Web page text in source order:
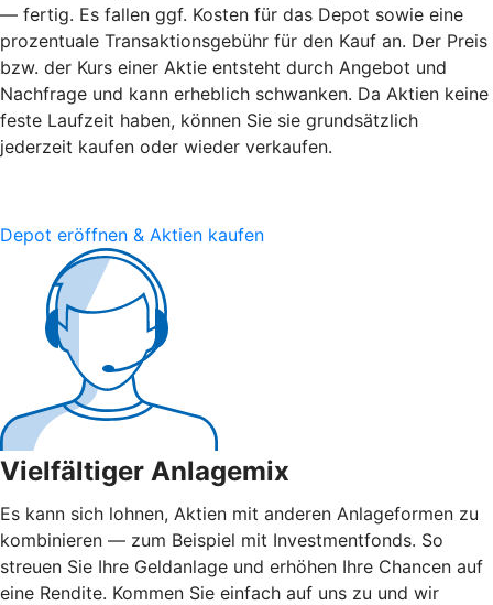
— fertig. Es fallen ggf. Kosten für das Depot sowie eine
prozentuale Transaktionsgebühr für den Kauf an. Der Preis
bzw. der Kurs einer Aktie entsteht durch Angebot und
Nachfrage und kann erheblich schwanken. Da Aktien keine
feste Laufzeit haben, können Sie sie grundsätzlich
jederzeit kaufen oder wieder verkaufen.
Depot eröffnen & Aktien kaufen
Vielfältiger Anlagemix
Es kann sich lohnen, Aktien mit anderen Anlageformen zu
kombinieren — zum Beispiel mit Investmentfonds. So
streuen Sie Ihre Geldanlage und erhöhen Ihre Chancen auf
eine Rendite. Kommen Sie einfach auf uns zu und wir